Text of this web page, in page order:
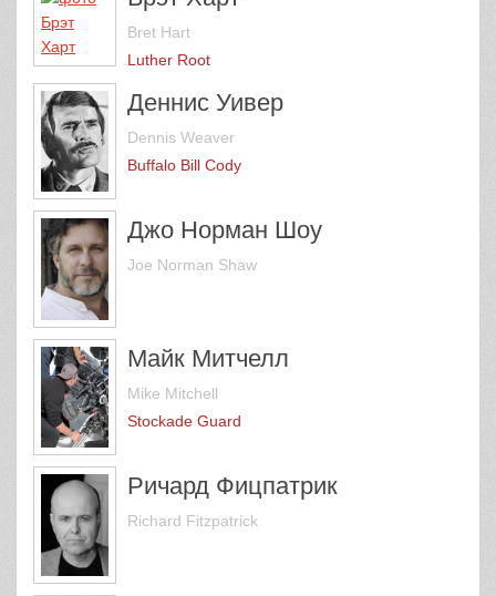
Bret Hart
Luther Root
Деннис Уивер
Dennis Weaver
Buffalo Bill Cody
Джо Норман Шоу
Joe Norman Shaw
Майк Митчелл
Mike Mitchell
Stockade Guard
Ричард Фицпатрик
Richard Fitzpatrick